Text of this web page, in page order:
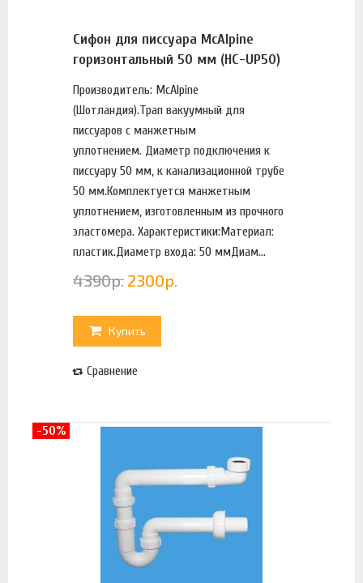
Сифон для писсуара McAlpine
горизонтальный 50 мм (HC-UP50)
Производитель: McAlpine
(Шотландия).Трап вакуумный для
писсуаров с манжетным
уплотнением. Диаметр подключения к
писсуару 50 мм, к канализационной трубе
50 мм.Комплектуется манжетным
уплотнением, изготовленным из прочного
эластомера. Характеристики:Материал:
пластик.Диаметр входа: 50 ммДиам...
4390р. 2300р.
Купить
Сравнение
-50%